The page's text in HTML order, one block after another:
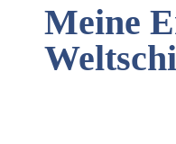
Meine